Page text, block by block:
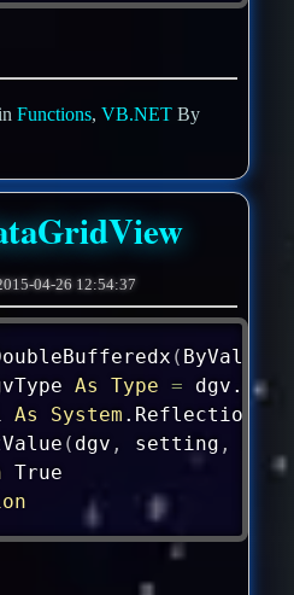
inFunctions,VB.NET By
04-26 12:54:37
( ByVal
As Type =
As System
( dgv , setting ,